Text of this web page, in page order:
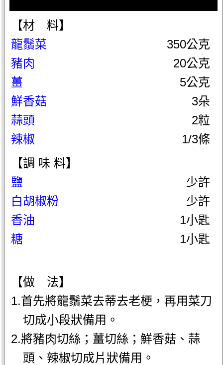
【材 料】
龍鬚菜
350公克
豬肉
20公克
薑
5公克
鮮香菇
3朵
蒜頭
2粒
辣椒
1/3條
【調 味 料】
鹽
少許
白胡椒粉
少許
香油
1小匙
糖
1小匙
【做 法】
1.首先將龍鬚菜去蒂去老梗，再用菜刀
切成小段狀備用。
2.將豬肉切絲；薑切絲；鮮香菇、蒜
頭、辣椒切成片狀備用。